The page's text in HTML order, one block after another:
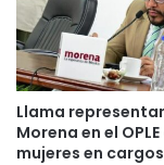
Llama
Morena en el OPLE
mujeres en